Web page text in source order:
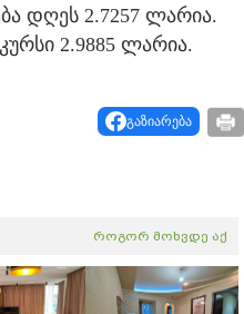
დღეს 2.7257 ლარია.
2.9885 ლარია.
გაზიარება
როგორ მოხვდე აქ